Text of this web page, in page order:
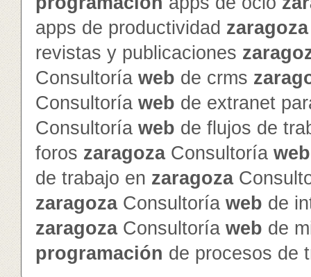
apps de productividad zaragoza
revistas y publicaciones
Consultoría web de crms
Consultoría web de extranet
Consultoría web de flujos de
foros zaragozaConsultoría web
de trabajo en zaragoza
zaragozaConsultoría web de
zaragozaConsultoría web de
programación de procesos de